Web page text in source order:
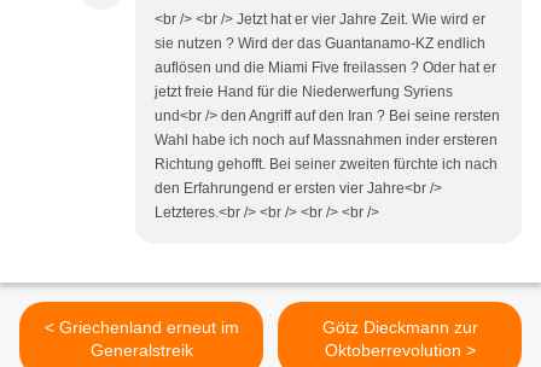
<br /> <br /> Jetzt hat er vier Jahre Zeit. Wie wird er
sie nutzen ? Wird der das Guantanamo-KZ endlich
auflösen und die Miami Five freilassen ? Oder hat er
jetzt freie Hand für die Niederwerfung Syriens
und<br /> den Angriff auf den Iran ? Bei seine rersten
Wahl habe ich noch auf Massnahmen inder ersteren
Richtung gehofft. Bei seiner zweiten fürchte ich nach
den Erfahrungend er ersten vier Jahre<br />
Letzteres.<br /> <br /> <br /> <br />
< Griechenland erneut im
Generalstreik
Götz Dieckmann zur
Oktoberrevolution >